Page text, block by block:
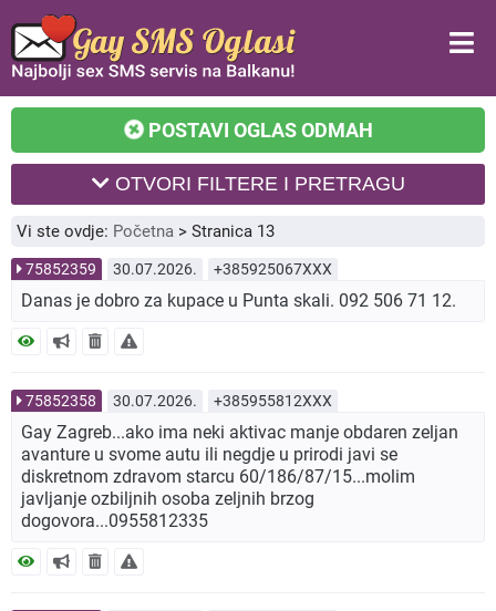
POSTAVI OGLAS ODMAH
OTVORI FILTERE I PRETRAGU
Vi ste ovdje: Početna > Stranica 13
75852359 30.07.2026. +385925067XXX
Danas je dobro za kupace u Punta skali. 092 506 71 12.
75852358 30.07.2026. +385955812XXX
Gay Zagreb...ako ima neki aktivac manje obdaren zeljan
avanture u svome autu ili negdje u prirodi javi se
diskretnom zdravom starcu 60/186/87/15...molim
javljanje ozbiljnih osoba zeljnih brzog
dogovora...0955812335